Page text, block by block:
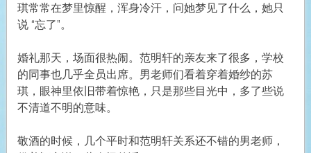
琪常常在梦里惊醒，浑身冷汗，问她梦见了什么，她只
说 “忘了”。
婚礼那天，场面很热闹。范明轩的亲友来了很多，学校
的同事也几乎全员出席。男老师们看着穿着婚纱的苏
琪，眼神里依旧带着惊艳，只是那些目光中，多了些说
不清道不明的意味。
敬酒的时候，几个平时和范明轩关系还不错的男老师，